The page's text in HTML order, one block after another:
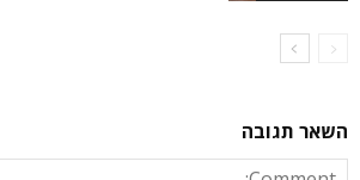
השאר תגובה